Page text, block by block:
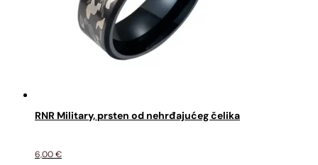
RNR Military, prsten od nehrđajućeg čelika
6,00€